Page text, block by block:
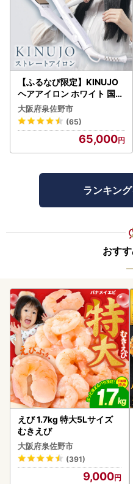
【ふるなび限定】KINUJO
ヘアアイロン ホワイト 国内
製造 FN-Limited-PR
大阪府泉佐野市
(65)
65,000
ランキン
おす
えび 1.7kg 特大5Lサイズ
むきえび
大阪府泉佐野市
(391)
9,000